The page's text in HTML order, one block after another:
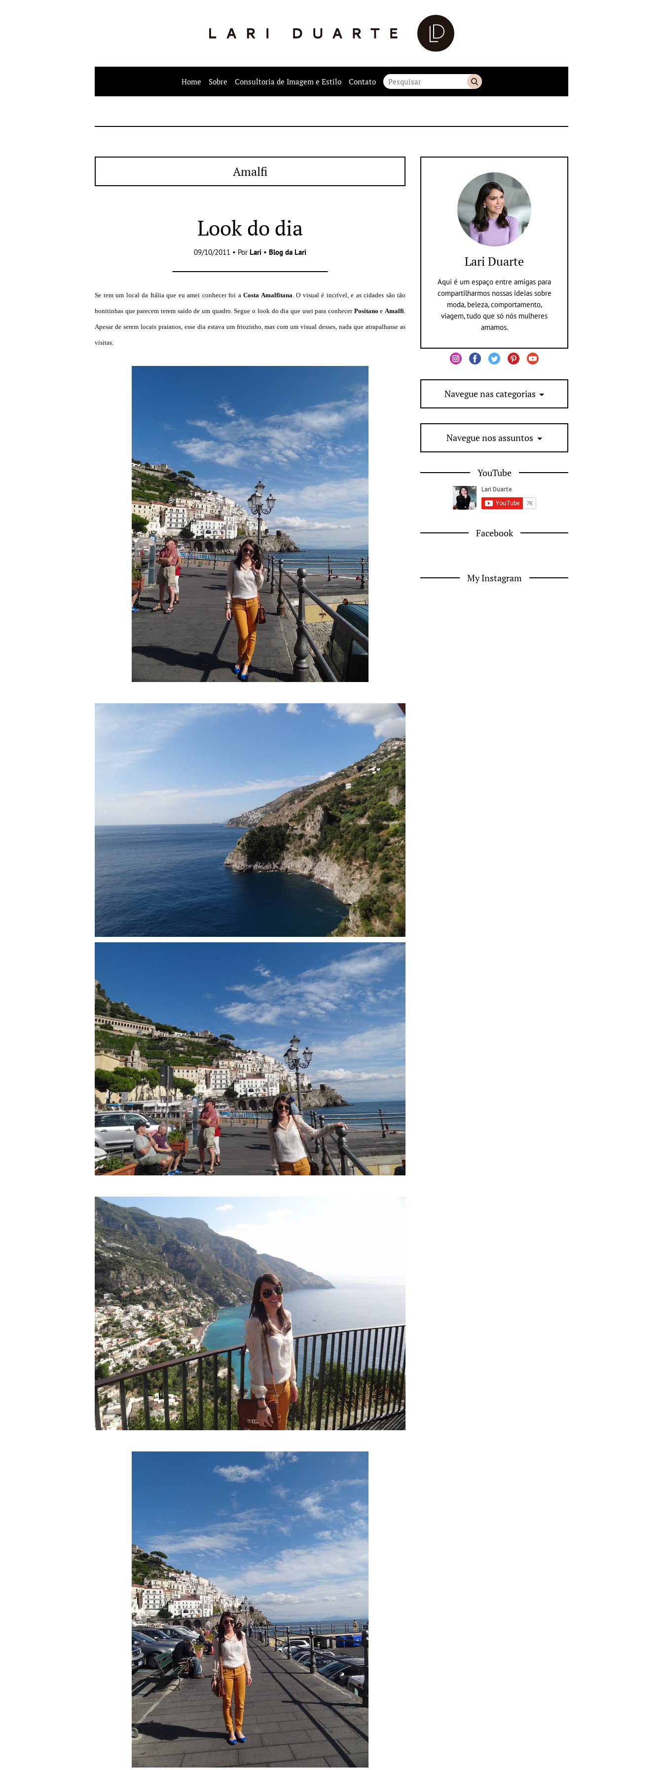
Home Sobre Consultoria de Imagem e Estilo Contato
Amalfi
Look do dia
09/10/2011 • Por Lari • Blog da Lari
Se tem um local da Itália que eu amei conhecer foi a Costa Amalfitana. O visual é incrível, e as cidades são tão
bonitinhas que parecem terem saído de um quadro. Segue o look do dia que usei para conhecer Positano eAmalfi.
Apesar de serem locais praianos, esse dia estava um friozinho, mas com um visual desses, nada que atrapalhasse as
visitas.
Lari Duarte
Aqui é um espaço entre amigas para
compartilharmos nossas ideias sobre
moda, beleza, comportamento,
viagem, tudo que só nós mulheres
amamos.
Navegue nas categorias
Navegue nos assuntos
YouTube
Facebook
My Instagram